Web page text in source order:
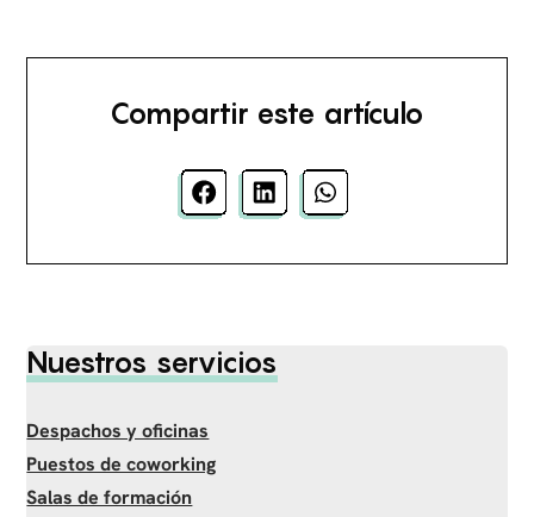
Compartir este artículo
Nuestros servicios
Despachos y oficinas
Puestos de coworking
Salas de formación